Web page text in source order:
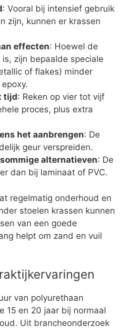
: Vooral bij intensief gebruik
zijn, kunnen er krassen
effecten: Hoewel de
zijn bepaalde speciale
of flakes) minder
tijd: Reken op vier tot vijf
proces, plus extra
het aanbrengen: De
geur verspreiden.
alternatieven: De
dan bij laminaat of PVC.
regelmatig onderhoud en
stoelen krassen kunnen
van een goede
helpt om zand en vuil
van polyurethaan
15 en 20 jaar bij normaal
Uit brancheonderzoek